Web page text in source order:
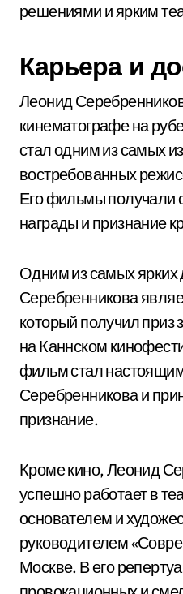
решениями и ярким
Карьера и
Леонид
кинематографе на
стал одним из самых
востребованных
Его фильмы получали
награды и признание
Одним из самых ярких
Серебренникова
который получил
на Каннском
фильм стал
Серебренникова и
признание.
Кроме кино, Леонид
успешно работает в
основателем и
руководителем
Москве. В его